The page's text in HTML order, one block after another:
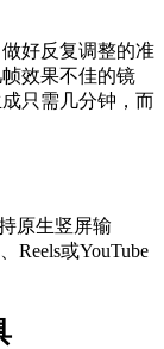
好反复调整的准
效果不佳的镜
只需几分钟，而
原生竖屏输
Reels或YouTube